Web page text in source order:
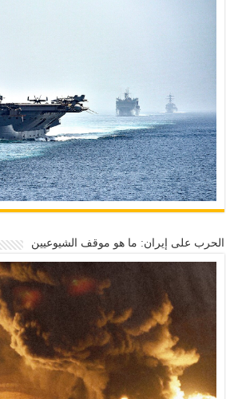
الحرب على إيران: ما هو موقف الشيوعيين